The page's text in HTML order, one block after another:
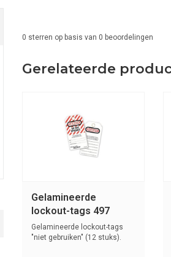
0 sterren op basis van 0 beoordelingen
Gerelateerde
Gelamineerde
lockout-tags 497
Gelamineerde lockout-tags
"niet gebruiken" (12 stuks).